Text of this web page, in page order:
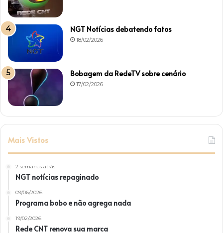
NGT Notícias debatendo fatos
18/02/2026
Bobagem da RedeTV sobre cenário
17/02/2026
Mais Vistos
2 semanas atrás
NGT notícias repaginado
09/06/2026
Programa bobo e não agrega nada
19/02/2026
Rede CNT renova sua marca